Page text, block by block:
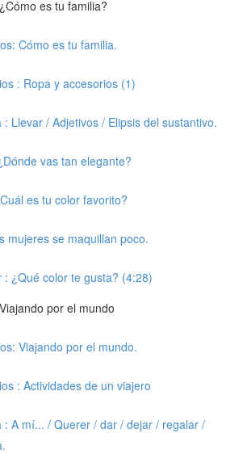
es tu familia?
Cómo es tu familia.
: Ropa y accesorios (1)
: Llevar / Adjetivos / Elipsis del sustantivo.
vas tan elegante?
es tu color favorito?
mujeres se maquillan poco.
: ¿Qué color te gusta? (4:28)
por el mundo
Viajando por el mundo.
: Actividades de un viajero
: A mí... / Querer / dar / dejar / regalar /